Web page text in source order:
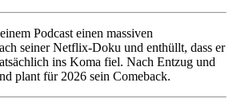
Podcast einen massiven
seiner Netflix-Doku und enthüllt, dass er
ins Koma fiel. Nach Entzug und
plant für 2026 sein Comeback.